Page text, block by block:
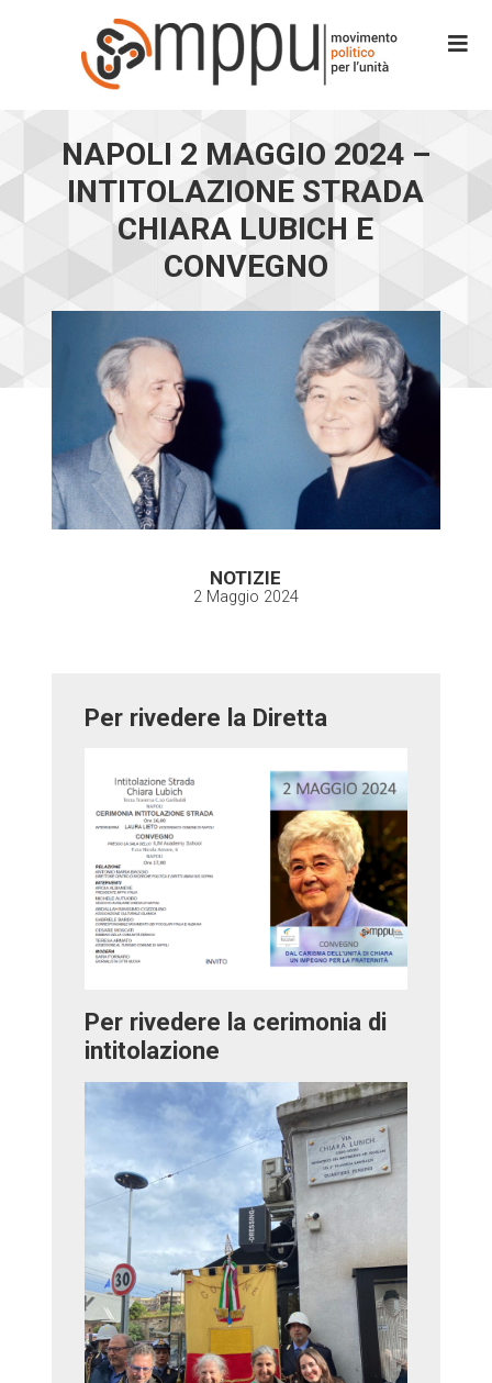
NAPOLI 2 MAGGIO 2024 –
INTITOLAZIONE STRADA
CHIARA LUBICH E
CONVEGNO
NOTIZIE
2 Maggio 2024
Per rivedere la Diretta
Per rivedere la cerimonia di
intitolazione